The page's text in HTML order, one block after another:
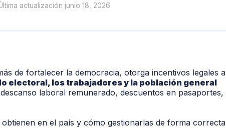
Última actualización junio 18, 2026
de fortalecer la democracia, otorga incentivos legales a
electoral, los trabajadores y la población general
laboral remunerado, descuentos en pasaportes,
en el país y cómo gestionarlas de forma correcta